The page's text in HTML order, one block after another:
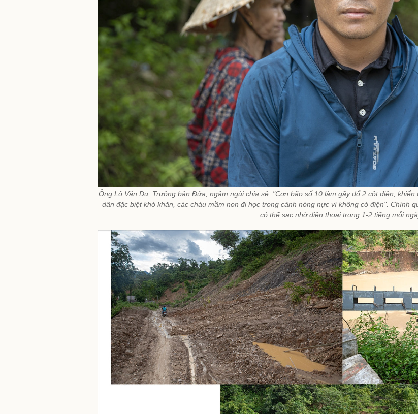
Ông Lô Văn Du, Trưởng bản Đửa, ngậm ngùi chia sẻ: "Cơn bão số 10 làm gãy đổ 2 cột điện,
dân đặc biệt khó khăn, các cháu mầm non đi học trong cảnh nóng nực vì không có điện". Chính
có thể sạc nhờ điện thoại trong 1-2 tiếng mỗi